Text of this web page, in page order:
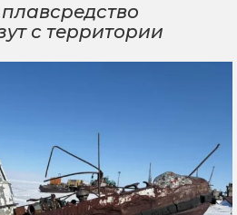
с территории